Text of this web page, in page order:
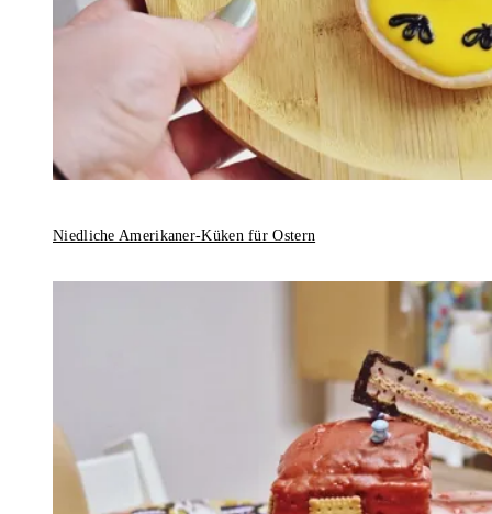
Niedliche Amerikaner-Küken für Ostern